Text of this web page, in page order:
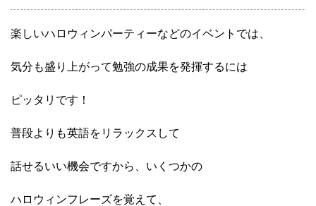
楽しいハロウィンパーティーなどのイベントでは、
気分も盛り上がって勉強の成果を発揮するには
ピッタリです！
普段よりも英語をリラックスして
話せるいい機会ですから、いくつかの
ハロウィンフレーズを覚えて、